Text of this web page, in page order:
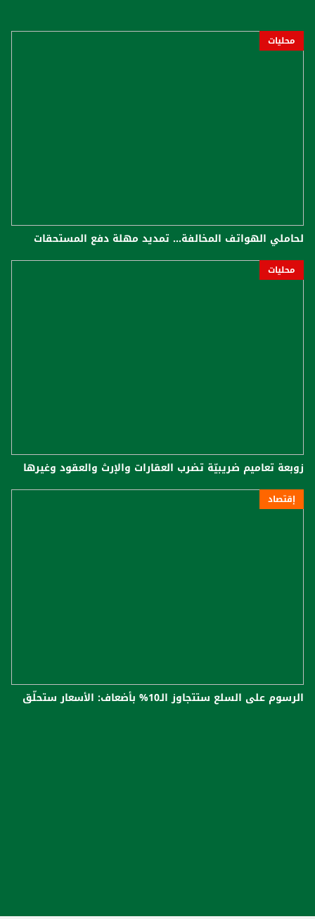
محليات
لحاملي الهواتف المخالفة... تمديد مهلة دفع المستحقات
محليات
زوبعة تعاميم ضريبيّة تضرب العقارات والإرث والعقود وغيرها
إقتصاد
الرسوم على السلع ستتجاوز الـ10% بأضعاف: الأسعار ستحلّق